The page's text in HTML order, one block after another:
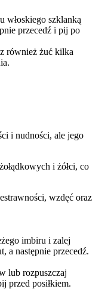
włoskiego szklanką
przecedź i pij po
również żuć kilka
i nudności, ale jego
i żółci, co
wzdęć oraz
imbiru i zalej
a następnie przecedź.
lub rozpuszczaj
przed posiłkiem.